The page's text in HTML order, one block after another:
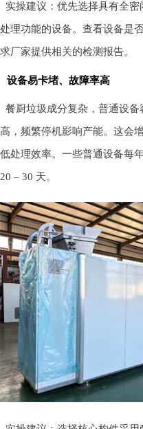
实操建议：优先选择具有全
处理功能的设备。查看设备是
求厂家提供相关的检测报告。
设备易卡堵、故障率高
餐厨垃圾成分复杂，普通设
高，频繁停机影响产能。这会
低处理效率。一些普通设备每
20 – 30 天。